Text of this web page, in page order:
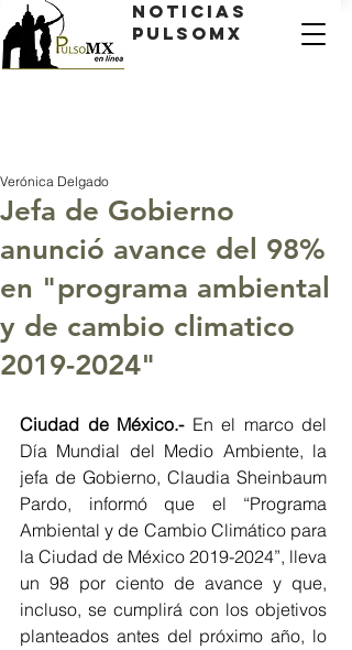
Noticias
PulsoMX
Jefa de Gobierno
anunció avance del 98%
en "programa ambiental
y de cambio climatico
2019-2024"
Verónica Delgado
Ciudad de México.- En el marco del
Día Mundial del Medio Ambiente, la
jefa de Gobierno, Claudia Sheinbaum
Pardo, informó que el “Programa
Ambiental y de Cambio Climático para
la Ciudad de México 2019-2024”, lleva
un 98 por ciento de avance y que,
incluso, se cumplirá con los objetivos
planteados antes del próximo año, lo